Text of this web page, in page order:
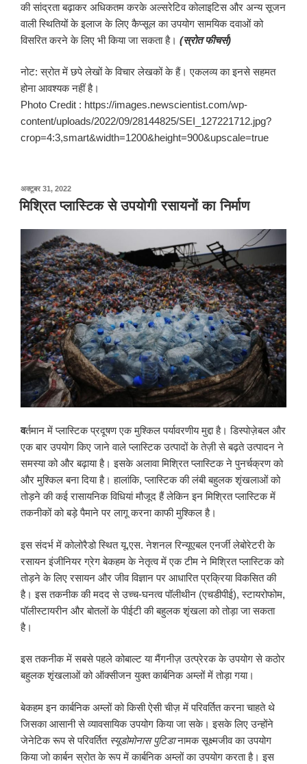
की सांद्रता बढ़ाकर अधिकतम करके अल्सरेटिव कोलाइटिस और अन्य सूजन
वाली स्थितियों के इलाज के लिए कैप्सूल का उपयोग सामयिक दवाओं को
विसरित करने के लिए भी किया जा सकता है। (स्रोत फीचर्स)
नोट: स्रोत में छपे लेखों के विचार लेखकों के हैं। एकलव्य का इनसे सहमत
होना आवश्यक नहीं है।
Photo Credit : https://images.newscientist.com/wp-
content/uploads/2022/09/28144825/SEI_127221712.jpg?
crop=4:3,smart&width=1200&height=900&upscale=true
अक्टूबर 31, 2022पर
प्रकाशित
किया
मिश्रित प्लास्टिक से उपयोगी रसायनों का निर्माण
वर्तमान में प्लास्टिक प्रदूषण एक मुश्किल पर्यावरणीय मुद्दा है। डिस्पोज़ेबल और
एक बार उपयोग किए जाने वाले प्लास्टिक उत्पादों के तेज़ी से बढ़ते उत्पादन ने
समस्या को और बढ़ाया है। इसके अलावा मिश्रित प्लास्टिक ने पुनर्चक्रण को
और मुश्किल बना दिया है। हालांकि, प्लास्टिक की लंबी बहुलक शृंखलाओं को
तोड़ने की कई रासायनिक विधियां मौजूद हैं लेकिन इन मिश्रित प्लास्टिक में
तकनीकों को बड़े पैमाने पर लागू करना काफी मुश्किल है।
इस संदर्भ में कोलोरैडो स्थित यू.एस. नेशनल रिन्यूएबल एनर्जी लेबोरेटरी के
रसायन इंजीनियर ग्रेग बेकहम के नेतृत्व में एक टीम ने मिश्रित प्लास्टिक को
तोड़ने के लिए रसायन और जीव विज्ञान पर आधारित प्रक्रिया विकसित की
है। इस तकनीक की मदद से उच्च-घनत्व पॉलीथीन (एचडीपीई), स्टायरोफोम,
पॉलीस्टायरीन और बोतलों के पीईटी की बहुलक शृंखला को तोड़ा जा सकता
है।
इस तकनीक में सबसे पहले कोबाल्ट या मैंगनीज़ उत्प्रेरक के उपयोग से कठोर
बहुलक शृंखलाओं को ऑक्सीजन युक्त कार्बनिक अम्लों में तोड़ा गया।
बेकहम इन कार्बनिक अम्लों को किसी ऐसी चीज़ में परिवर्तित करना चाहते थे
जिसका आसानी से व्यावसायिक उपयोग किया जा सके। इसके लिए उन्होंने
जेनेटिक रूप से परिवर्तित स्यूडोमोनास पुटिडानामक सूक्ष्मजीव का उपयोग
किया जो कार्बन स्रोत के रूप में कार्बनिक अम्लों का उपयोग करता है। इस